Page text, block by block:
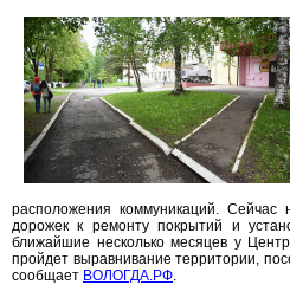
расположения коммуникаций. Сейчас
дорожек к ремонту покрытий и
ближайшие несколько месяцев у
пройдет выравнивание территории,
сообщает ВОЛОГДА.РФ.